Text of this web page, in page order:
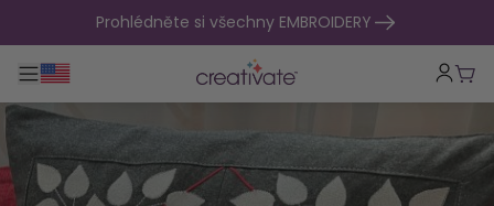
přejít na obsahProhlédněte si všechny EMBROIDERY
Přepnout hlavní navigaci